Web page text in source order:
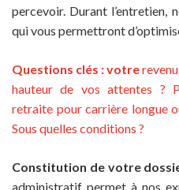
percevoir. Durant l’entretien,
qui vous permettront
Questions clés : votre
hauteur de vos attentes ?
retraite pour carrière longue
Sous quelles conditions ?
Constitution de votre
administratif permet à nos